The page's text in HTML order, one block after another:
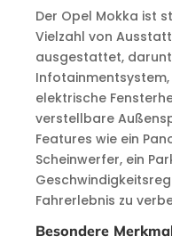
Der Opel Mokka ist
Vielzahl von
ausgestattet,
elektrische
verstellbare
Features wie ein
Scheinwerfer, ein
Fahrerlebnis zu
Besondere